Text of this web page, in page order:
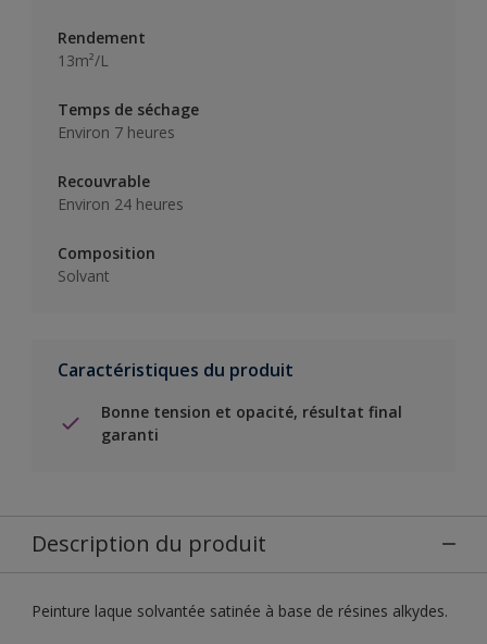
Rendement
13m²/L
Temps de séchage
Environ 7 heures
Recouvrable
Environ 24 heures
Composition
Solvant
Caractéristiques du produit
Bonne tension et opacité, résultat final
garanti
Description du produit
Peinture laque solvantée satinée à base de résines alkydes.